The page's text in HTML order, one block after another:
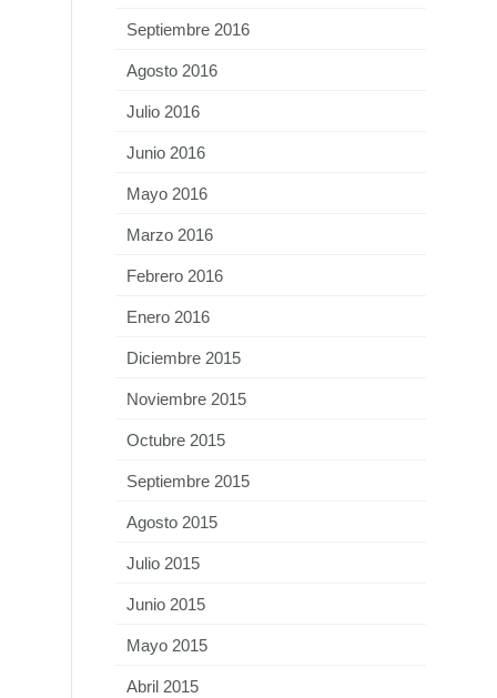
Septiembre 2016
Agosto 2016
Julio 2016
Junio 2016
Mayo 2016
Marzo 2016
Febrero 2016
Enero 2016
Diciembre 2015
Noviembre 2015
Octubre 2015
Septiembre 2015
Agosto 2015
Julio 2015
Junio 2015
Mayo 2015
Abril 2015